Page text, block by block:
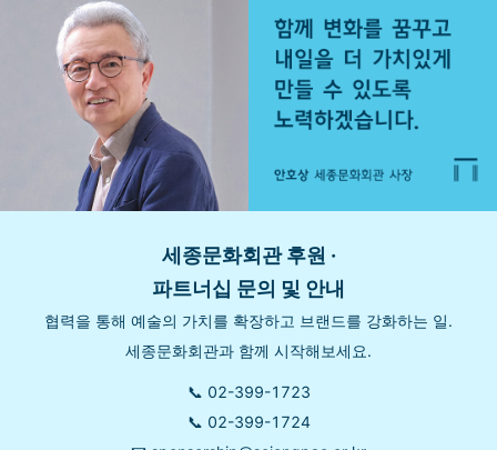
세종문화회관 후원 ·
파트너십 문의 및 안내
협력을 통해 예술의 가치를 확장하고 브랜드를 강화하는 일.
세종문화회관과 함께 시작해보세요.
📞 02-399-1723
📞 02-399-1724